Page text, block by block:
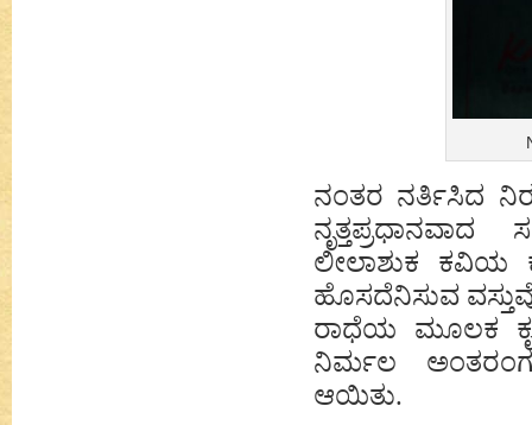
ನಂತರ ನರ್ತಿಸಿದ
ಲೀಲಾಶುಕ ಕವಿಯ
ಹೊಸದೆನಿಸುವ
ರಾಧೆಯ ಮೂಲಕ
ನಿರ್ಮಲ
ಆಯಿತು.